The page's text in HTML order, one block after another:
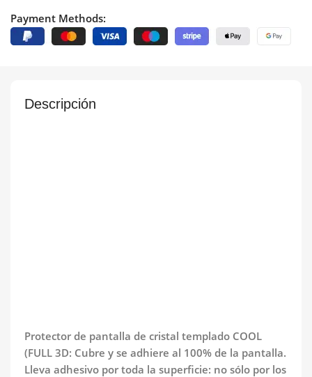
Payment Methods:
Descripción
Protector de pantalla de cristal templado COOL
(FULL 3D: Cubre y se adhiere al 100% de la pantalla.
Lleva adhesivo por toda la superficie: no sólo por los